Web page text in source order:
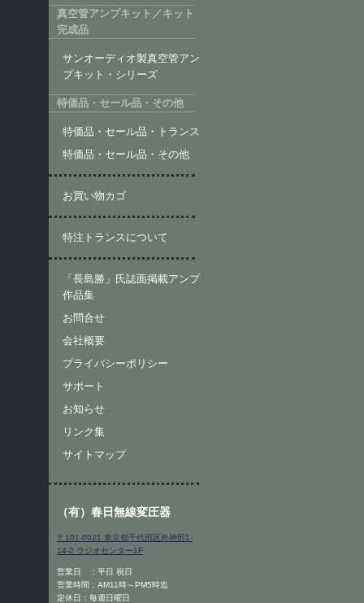
真空管アンプキット／キット
完成品
サンオーディオ製真空管アン
プキット・シリーズ
特価品・セール品・その他
特価品・セール品・トランス
特価品・セール品・その他
お買い物カゴ
特注トランスについて
「長島勝」氏誌面掲載アンプ
作品集
お問合せ
会社概要
プライバシーポリシー
サポート
お知らせ
リンク集
サイトマップ
（有）春日無線変圧器
〒101-0021 東京都千代田区外神田1-
14-2 ラジオセンター1F
営業日 ：平日 祝日
営業時間：AM11時～PM5時迄
定休日：毎週日曜日